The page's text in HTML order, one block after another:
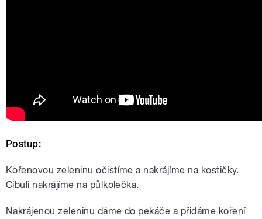
Postup:
Kořenovou zeleninu očistíme a nakrájíme na kostičky.
Cibuli nakrájíme na půlkolečka.
Nakrájenou zeleninu dáme do pekáče a přidáme koření